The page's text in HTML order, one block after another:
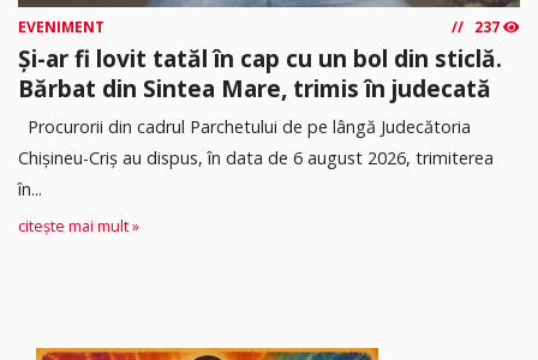
EVENIMENT 237
Și-ar fi lovit tatăl în cap cu un bol din sticlă.
Bărbat din Sintea Mare, trimis în judecată
Procurorii din cadrul Parchetului de pe lângă Judecătoria
Chișineu-Criș au dispus, în data de 6 august 2026, trimiterea
în...
citește mai mult »